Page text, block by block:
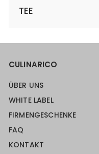
TEE
CULINARICO
ÜBER UNS
WHITE LABEL
FIRMENGESCHENKE
FAQ
KONTAKT